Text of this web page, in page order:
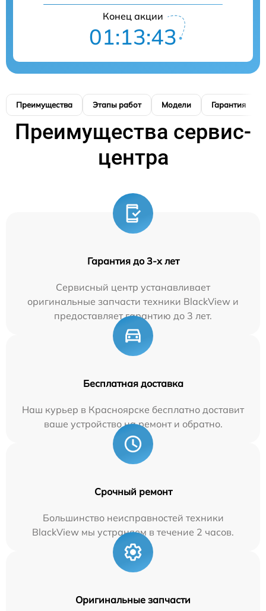
Конец акции
01:13:42
Преимущества Этапы работ Модели Гарантия
Преимущества сервис-
центра
Гарантия до 3-х лет
Сервисный центр устанавливает
оригинальные запчасти техники BlackView и
предоставляет гарантию до 3 лет.
Бесплатная доставка
Наш курьер в Красноярске бесплатно доставит
ваше устройство на ремонт и обратно.
Срочный ремонт
Большинство неисправностей техники
BlackView мы устраняем в течение 2 часов.
Оригинальные запчасти